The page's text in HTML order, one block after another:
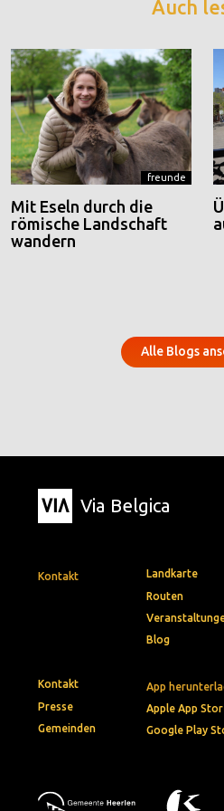
Auch
freunde
Mit Eseln durch die
römische Landschaft
wandern
Alle Blogs
Via Belgica
Kontakt
App
Apple App
Google Play
Landkarte
Routen
Blog
Kontakt
Presse
Gemeinden